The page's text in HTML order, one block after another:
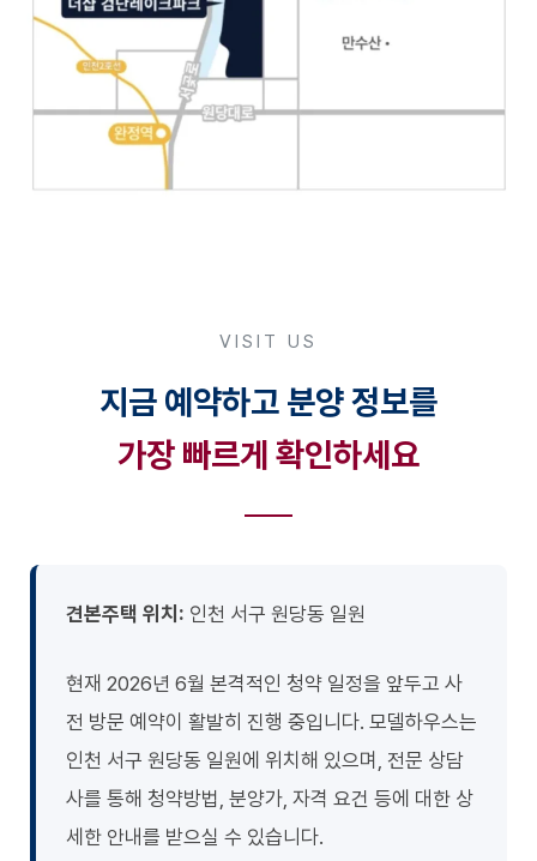
VISIT US
지금 예약하고 분양 정보를
가장 빠르게 확인하세요
견본주택 위치: 인천 서구 원당동 일원
현재 2026년 6월 본격적인 청약 일정을 앞두고 사
전 방문 예약이 활발히 진행 중입니다. 모델하우스는
인천 서구 원당동 일원에 위치해 있으며, 전문 상담
사를 통해 청약방법, 분양가, 자격 요건 등에 대한 상
세한 안내를 받으실 수 있습니다.